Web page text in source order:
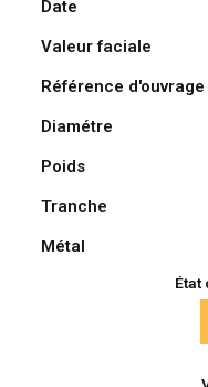
Napoléon
1856
Bordeaux
Date
Valeur faciale
Référence d'ouvrage
Diamétre
Poids
Tranche
Métal
État